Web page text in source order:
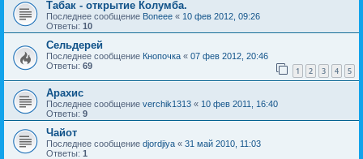
Табак - открытие Колумба.
Последнее сообщение Boneee « 10 фев 2012, 09:26
Ответы: 10
Сельдерей
Последнее сообщение Кнопочка « 07 фев 2012, 20:46
Ответы: 69 1 2 3 4 5
Арахис
Последнее сообщение verchik1313 « 10 фев 2011, 16:40
Ответы: 9
Чайот
Последнее сообщение djordjiya « 31 май 2010, 11:03
Ответы: 1